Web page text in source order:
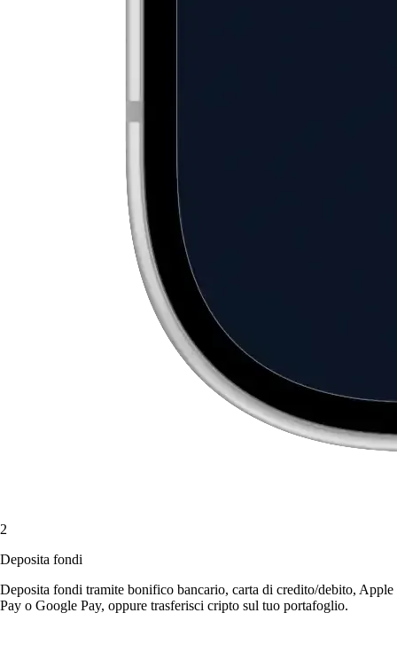
2
Deposita fondi
Deposita fondi tramite bonifico bancario, carta di credito/debito, Apple
Pay o Google Pay, oppure trasferisci cripto sul tuo portafoglio.